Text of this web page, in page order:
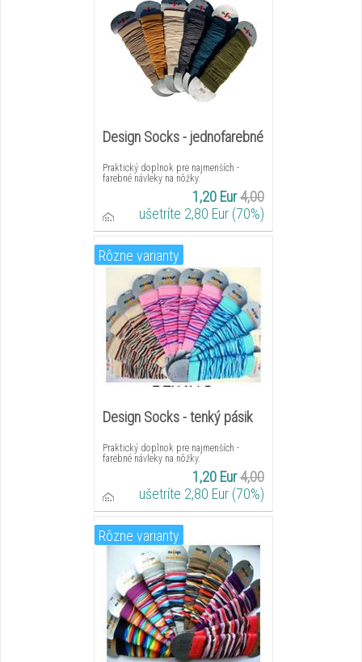
Design Socks - jednofarebné
Praktický doplnok pre najmenších -
farebné návleky na nôžky.
1,20 Eur4,00
ušetríte 2,80 Eur (70%)
Rôzne varianty
Design Socks - tenký pásik
Praktický doplnok pre najmenších -
farebné návleky na nôžky.
1,20 Eur4,00
ušetríte 2,80 Eur (70%)
Rôzne varianty